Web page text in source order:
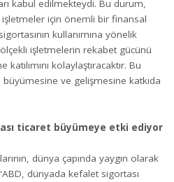
kabul edilmekteydi. Bu durum,
için önemli bir finansal
kullanımına yönelik
işletmelerin rekabet gücünü
kolaylaştıracaktır. Bu
ve gelişmesine katkıda
ticaret büyümeye etki ediyor
dünya çapında yaygın olarak
dünyada kefalet sigortası